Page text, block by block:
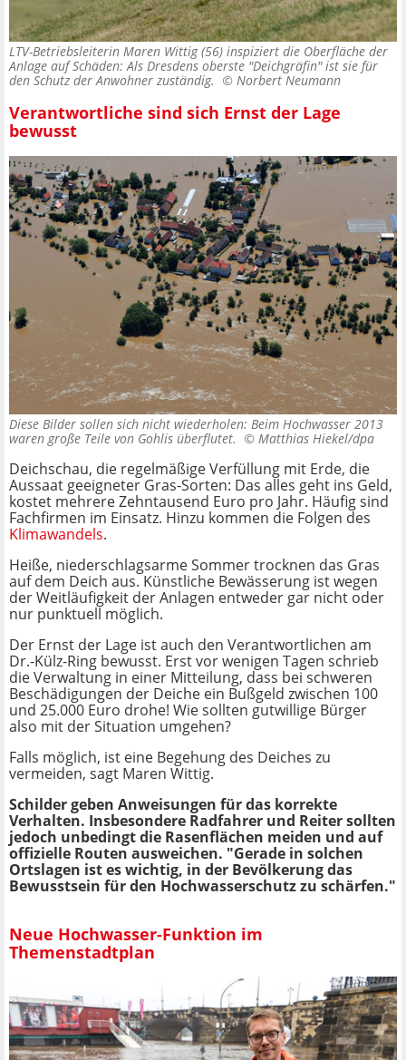
LTV-Betriebsleiterin Maren Wittig (56) inspiziert die Oberfläche der
Anlage auf Schäden: Als Dresdens oberste "Deichgräfin" ist sie für
den Schutz der Anwohner zuständig. © Norbert Neumann
Verantwortliche sind sich Ernst der Lage
bewusst
Diese Bilder sollen sich nicht wiederholen: Beim Hochwasser 2013
waren große Teile von Gohlis überflutet. © Matthias Hiekel/dpa
Deichschau, die regelmäßige Verfüllung mit Erde, die
Aussaat geeigneter Gras-Sorten: Das alles geht ins Geld,
kostet mehrere Zehntausend Euro pro Jahr. Häufig sind
Fachfirmen im Einsatz. Hinzu kommen die Folgen des
Klimawandels.
Heiße, niederschlagsarme Sommer trocknen das Gras
auf dem Deich aus. Künstliche Bewässerung ist wegen
der Weitläufigkeit der Anlagen entweder gar nicht oder
nur punktuell möglich.
Der Ernst der Lage ist auch den Verantwortlichen am
Dr.-Külz-Ring bewusst. Erst vor wenigen Tagen schrieb
die Verwaltung in einer Mitteilung, dass bei schweren
Beschädigungen der Deiche ein Bußgeld zwischen 100
und 25.000 Euro drohe! Wie sollten gutwillige Bürger
also mit der Situation umgehen?
Falls möglich, ist eine Begehung des Deiches zu
vermeiden, sagt Maren Wittig.
Schilder geben Anweisungen für das korrekte
Verhalten. Insbesondere Radfahrer und Reiter sollten
jedoch unbedingt die Rasenflächen meiden und auf
offizielle Routen ausweichen. "Gerade in solchen
Ortslagen ist es wichtig, in der Bevölkerung das
Bewusstsein für den Hochwasserschutz zu schärfen."
Neue Hochwasser-Funktion im
Themenstadtplan